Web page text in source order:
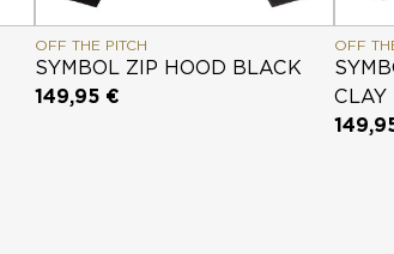
OFF THE PITCH
SYMBOL ZIP HOOD BLACK
149,95 €
OFF
CLAY